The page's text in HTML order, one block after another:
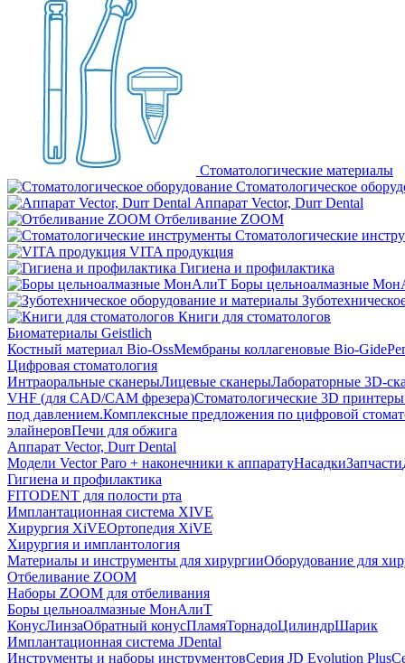
Стоматологические материалы
Стоматологическое
Аппарат Vector, Durr Dental
Отбеливание ZOOM
Стоматологические
VITA продукция
Гигиена и профилактика
Боры цельноалмазные
Книги для стоматологов
Биоматериалы Geistlich
Костный материал Bio-OssМембраны коллагеновые Bio-Gide
Цифровая стоматология
Интраоральные сканерыЛицевые сканерыЛабораторные 3D-
VHF (для CAD/CAM фрезера)Стоматологические 3D
под давлением.Комплексные предложения по цифровой
элайнеровПечи для обжига
Аппарат Vector, Durr Dental
Модели Vector Paro + наконечники к аппаратуНасадкиЗапчасти
Гигиена и профилактика
FITODENT для полости рта
Имплантационная система XIVE
Хирургия XiVEОртопедия XiVE
Хирургия и имплантология
Материалы и инструменты для хирургииОборудование для
Отбеливание ZOOM
Наборы ZOOM для отбеливания
Боры цельноалмазные МонАлиТ
КонусЛинзаОбратный конусПламяТорнадоЦилиндрШарик
Имплантационная система JDental
Инструменты и наборы инструментовСерия JD Evolution Plus